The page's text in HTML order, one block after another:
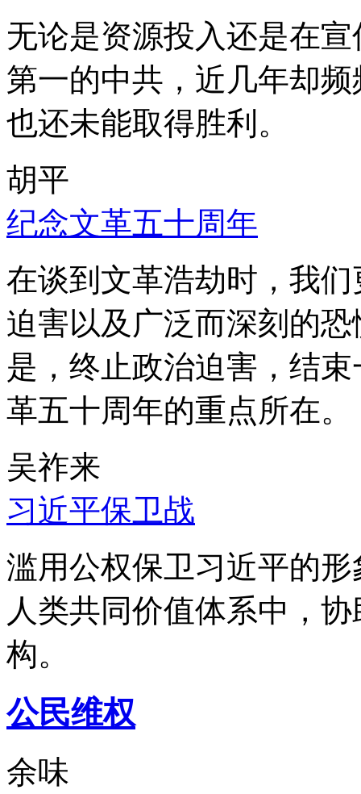
无论是资源投入还是在
第一的中共，近几年却
也还未能取得胜利。
胡平
纪念文革五十周年
在谈到文革浩劫时，我
迫害以及广泛而深刻的
是，终止政治迫害，结
革五十周年的重点所在。
吴祚来
习近平保卫战
滥用公权保卫习近平的
人类共同价值体系中，
构。
公民维权
余味